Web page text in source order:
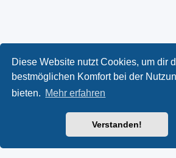
Diese Website nutzt Cookies, um dir
bestmöglichen Komfort bei der
bieten. Mehr erfahren
Verstanden!